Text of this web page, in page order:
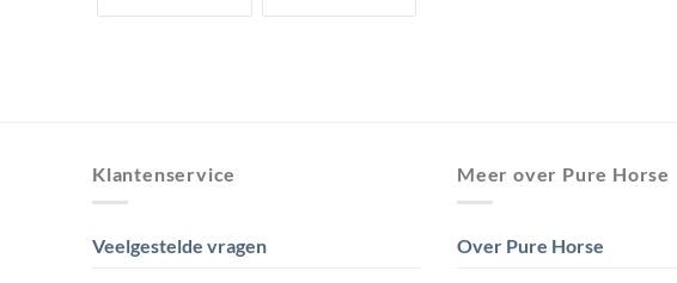
Klantenservice
Veelgestelde vragen
Meer over Pure Horse
Over Pure Horse